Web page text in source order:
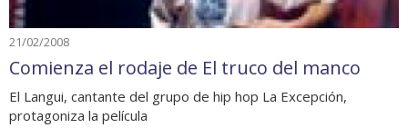
21/02/2008
Comienza el rodaje de El truco del manco
El Langui, cantante del grupo de hip hop La Excepción,
protagoniza la película